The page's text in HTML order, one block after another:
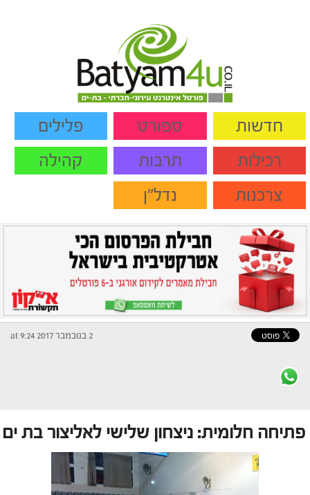
חדשות ספורט
פלילים
רכילות
תרבות
קהילה
צרכנות
נדל"ן
2 בנובמבר 2017 at 9:24
פתיחה חלומית: ניצחון שלישי לאליצור בת ים